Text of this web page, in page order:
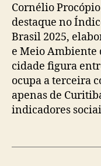
Cornélio
destaque no
Brasil 2025,
e Meio Ambiente
cidade figura
ocupa a terceira
apenas de
indicadores